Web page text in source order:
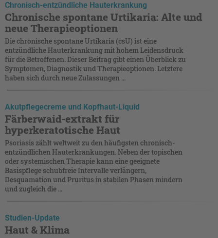
Chronisch-entzündliche Hauterkrankung
Chronische spontane Urtikaria: Alte und
neue Therapieoptionen
Die chronische spontane Urtikaria (csU) ist eine
entzündliche Hauterkrankung mit hohem Leidensdruck
für die Betroffenen. Dieser Beitrag gibt einen Überblick zu
Symptomen, Diagnostik und Therapieoptionen. Letztere
haben sich durch neue Zulassungen ...
Akutpflegecreme und Kopfhaut-Liquid
Färberwaid-extrakt für
hyperkeratotische Haut
Psoriasis zählt weltweit zu den häufigsten chronisch-
entzündlichen Hauterkrankungen. Neben der topischen
oder systemischen Therapie kann eine geeignete
Basispflege schubfreie Intervalle verlängern,
Desquamation und Pruritus in stabilen Phasen mindern
und zugleich die ...
Studien-Update
Haut & Klima